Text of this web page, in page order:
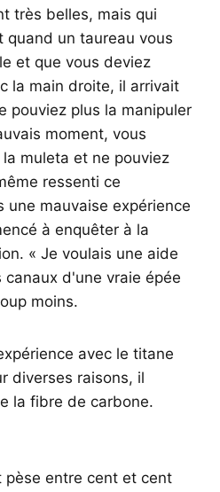
très belles, mais qui
quand un taureau vous
et que vous deviez
la main droite, il arrivait
pouviez plus la manipuler
moment, vous
muleta et ne pouviez
ressenti ce
une mauvaise expérience
à enquêter à la
« Je voulais une aide
d'une vraie épée
moins.
avec le titane
diverses raisons, il
la fibre de carbone.
entre cent et cent